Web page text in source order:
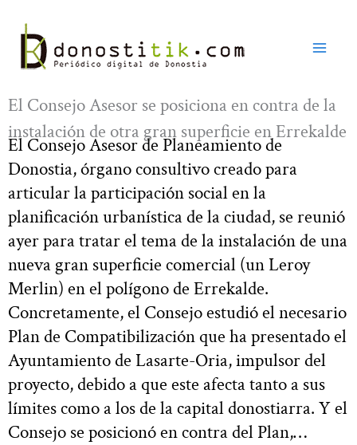
contenido
El Consejo Asesor se posiciona en contra de la
instalación de otra gran superficie en Errekalde
El Consejo Asesor de Planeamiento de
Donostia, órgano consultivo creado para
articular la participación social en la
planificación urbanística de la ciudad, se reunió
ayer para tratar el tema de la instalación de una
nueva gran superficie comercial (un Leroy
Merlin) en el polígono de Errekalde.
Concretamente, el Consejo estudió el necesario
Plan de Compatibilización que ha presentado el
Ayuntamiento de Lasarte-Oria, impulsor del
proyecto, debido a que este afecta tanto a sus
límites como a los de la capital donostiarra. Y el
Consejo se posicionó en contra del Plan,…